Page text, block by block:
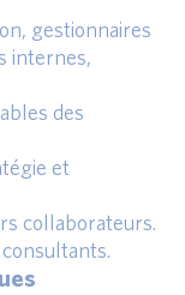
gestionnaires
internes,
des
et
collaborateurs.